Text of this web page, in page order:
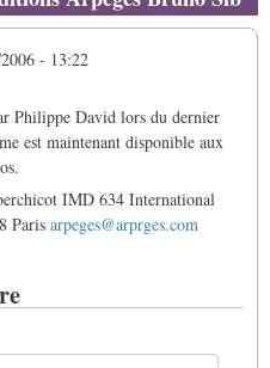
- 13:22
Philippe David lors du dernier
est maintenant disponible aux
IMD 634 International
Paris arpeges@arprges.com